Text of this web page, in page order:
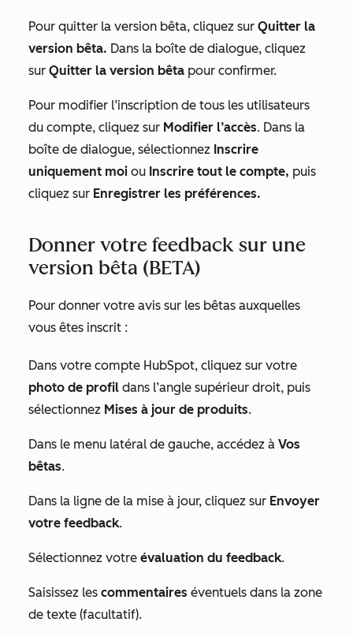
Pour quitter la version bêta, cliquez sur Quitter la
version bêta. Dans la boîte de dialogue, cliquez
sur Quitter la version bêta pour confirmer.
Pour modifier l’inscription de tous les utilisateurs
du compte, cliquez sur Modifier l’accès. Dans la
boîte de dialogue, sélectionnez Inscrire
uniquement moi ou Inscrire tout le compte, puis
cliquez sur Enregistrer les préférences.
Donner votre feedback sur une
version bêta (BETA)
Pour donner votre avis sur les bêtas auxquelles
vous êtes inscrit :
Dans votre compte HubSpot, cliquez sur votre
photo de profil dans l’angle supérieur droit, puis
sélectionnez Mises à jour de produits.
Dans le menu latéral de gauche, accédez à Vos
bêtas.
Dans la ligne de la mise à jour, cliquez sur Envoyer
votre feedback.
Sélectionnez votre évaluation du feedback.
Saisissez les commentaires éventuels dans la zone
de texte (facultatif).